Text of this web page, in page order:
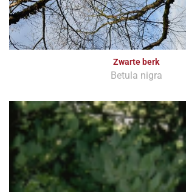
Zwarte berk
Betula nigra